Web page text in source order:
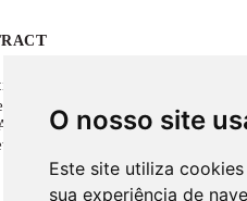
O nosso site
Este site utiliza
sua experiência de